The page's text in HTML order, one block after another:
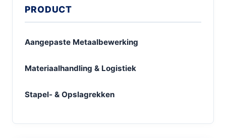
PRODUCT
Aangepaste Metaalbewerking
Materiaalhandling & Logistiek
Stapel- & Opslagrekken